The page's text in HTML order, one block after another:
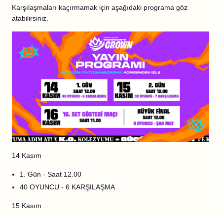
Karşılaşmaları kaçırmamak için aşağıdaki programa göz
atabilirsiniz.
14 Kasım
1. Gün - Saat 12.00
40 OYUNCU - 6 KARŞILAŞMA
15 Kasım